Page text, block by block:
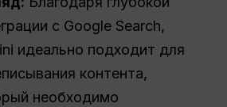
с Google Search,
идеально подходит для
контента,
необходимо